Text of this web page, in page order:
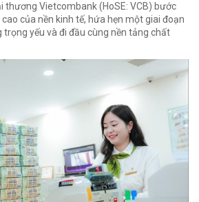
thương Vietcombank (HoSE: VCB) bước
của nền kinh tế, hứa hẹn một giai đoạn
yếu và đi đầu cùng nền tảng chất